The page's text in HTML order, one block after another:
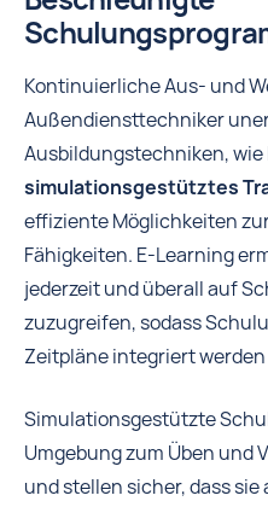
Kontinuierliche Aus- und
Außendiensttechniker
Ausbildungstechniken, wie
simulationsgestütztes
effiziente Möglichkeiten
Fähigkeiten. E-Learning
jederzeit und überall auf
zuzugreifen, sodass
Zeitpläne integriert
Simulationsgestützte
Umgebung zum Üben und
und stellen sicher, dass